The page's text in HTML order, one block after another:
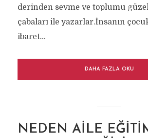
derinden sevme ve toplumu
çabaları ile yazarlar.İnsanın
ibaret...
DAHA FAZLA OKU
NEDEN AILE